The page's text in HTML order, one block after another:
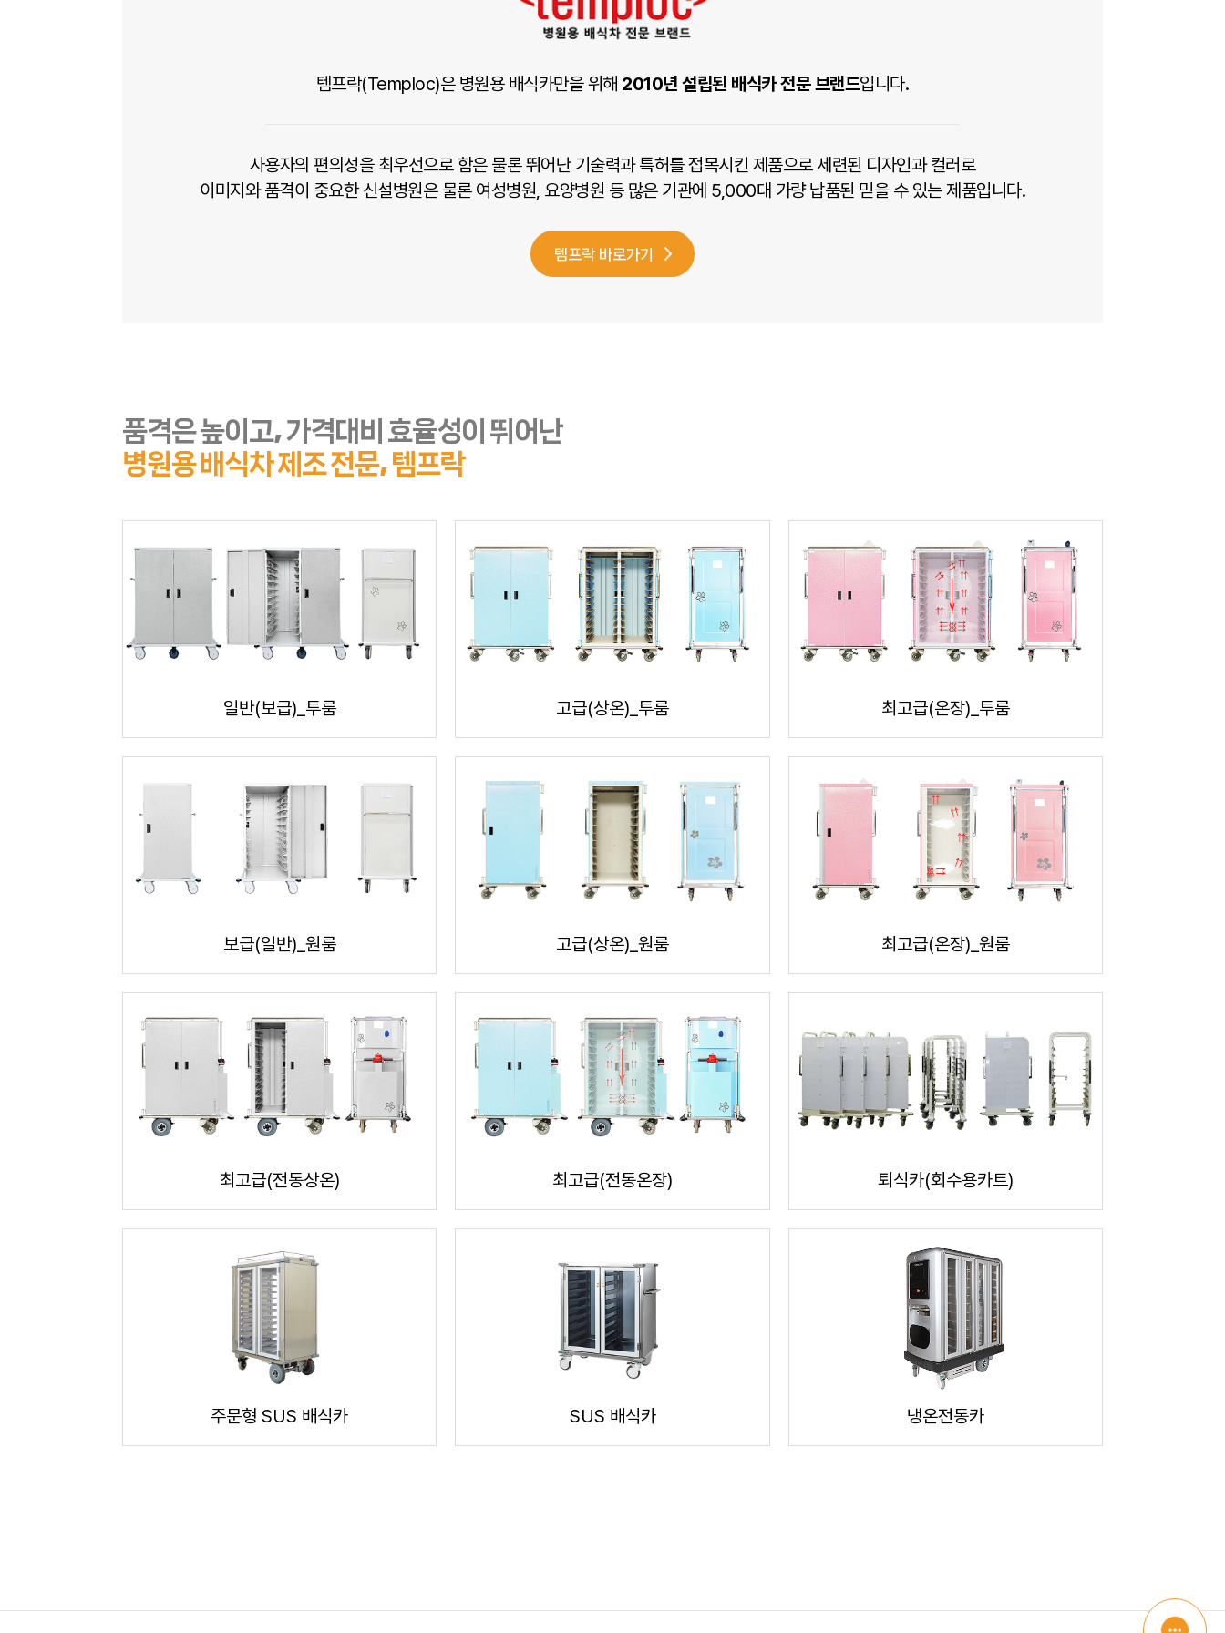
템프락(Temploc)은 병원용 배식카만을 위해 2010년 설립된 배식카 전문 브랜드입니다.
사용자의 편의성을 최우선으로 함은 물론 뛰어난 기술력과 특허를 접목시킨 제품으로 세련된 디자인과 컬러로
이미지와 품격이 중요한 신설병원은 물론 여성병원, 요양병원 등 많은 기관에 5,000대 가량 납품된 믿을 수 있는 제품입니다.
템프락 바로가기
품격은 높이고, 가격대비 효율성이 뛰어난
병원용 배식차 제조 전문, 템프락
일반(보급)_투룸 고급(상온)_투룸 최고급(온장)_투룸
보급(일반)_원룸 고급(상온)_원룸 최고급(온장)_원룸
최고급(전동상온) 최고급(전동온장) 퇴식카(회수용카트)
주문형 SUS 배식카 SUS 배식카 냉온전동카